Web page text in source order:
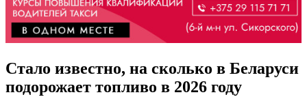
Стало известно, на сколько в Беларуси
подорожает топливо в 2026 году